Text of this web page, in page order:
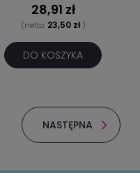
28,91 zł
(netto: 23,50 zł)
DO KOSZYKA
NASTĘPNA